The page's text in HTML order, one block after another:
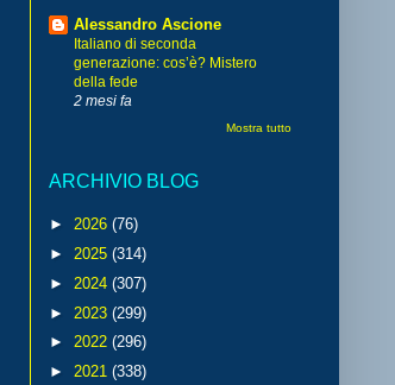
Alessandro Ascione
Italiano di seconda
generazione: cos’è? Mistero
della fede
2 mesi fa
Mostra tutto
ARCHIVIO BLOG
► 2026 (76)
► 2025 (314)
► 2024 (307)
► 2023 (299)
► 2022 (296)
► 2021 (338)